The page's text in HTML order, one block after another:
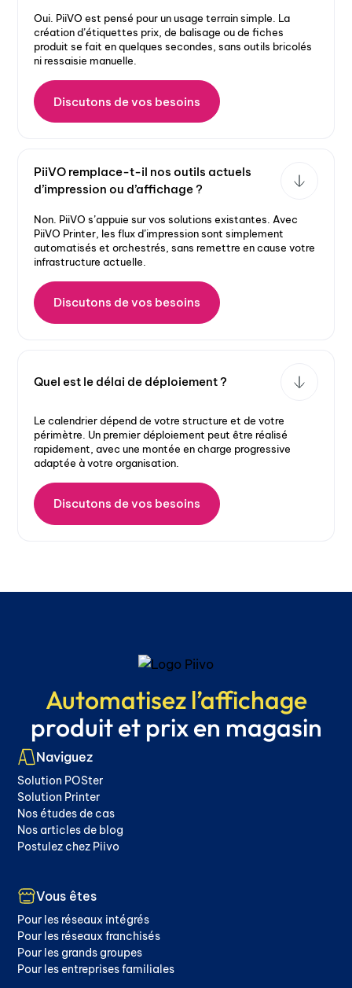
Oui. PiiVO est pensé pour un usage terrain simple. La
création d’étiquettes prix, de balisage ou de fiches
produit se fait en quelques secondes, sans outils bricolés
ni ressaisie manuelle.
Discutons de vos besoins
PiiVO remplace-t-il nos outils actuels
d’impression ou d’affichage ?
Non. PiiVO s’appuie sur vos solutions existantes. Avec
PiiVO Printer, les flux d’impression sont simplement
automatisés et orchestrés, sans remettre en cause votre
infrastructure actuelle.
Discutons de vos besoins
Quel est le délai de déploiement ?
Le calendrier dépend de votre structure et de votre
périmètre. Un premier déploiement peut être réalisé
rapidement, avec une montée en charge progressive
adaptée à votre organisation.
Discutons de vos besoins
Automatisez l’affichage
produit et prix en magasin
Naviguez
Solution POSter
Solution Printer
Nos études de cas
Nos articles de blog
Postulez chez Piivo
Vous êtes
Pour les réseaux intégrés
Pour les réseaux franchisés
Pour les grands groupes
Pour les entreprises familiales